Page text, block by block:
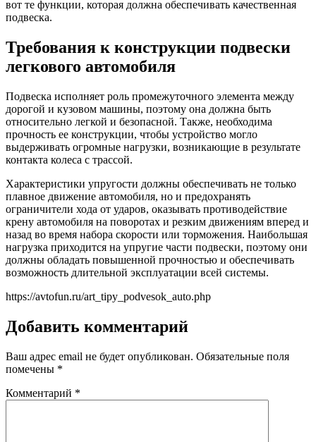
вот те функции, которая должна обеспечивать качественная
подвеска.
Требования к конструкции подвески
легкового автомобиля
Подвеска исполняет роль промежуточного элемента между
дорогой и кузовом машины, поэтому она должна быть
относительно легкой и безопасной. Также, необходима
прочность ее конструкции, чтобы устройство могло
выдерживать огромные нагрузки, возникающие в результате
контакта колеса с трассой.
Характеристики упругости должны обеспечивать не только
плавное движение автомобиля, но и предохранять
ограничители хода от ударов, оказывать противодействие
крену автомобиля на поворотах и резким движениям вперед и
назад во время набора скорости или торможения. Наибольшая
нагрузка приходится на упругие части подвески, поэтому они
должны обладать повышенной прочностью и обеспечивать
возможность длительной эксплуатации всей системы.
https://avtofun.ru/art_tipy_podvesok_auto.php
Добавить комментарий
Ваш адрес email не будет опубликован. Обязательные поля
помечены *
Комментарий *